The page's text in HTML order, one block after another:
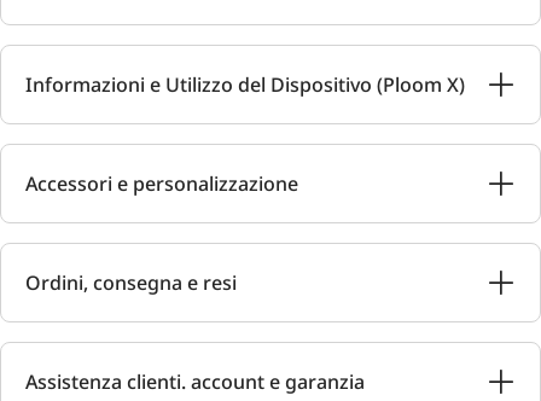
Informazioni e Utilizzo del Dispositivo (Ploom X)
Accessori e personalizzazione
Ordini, consegna e resi
Assistenza clienti. account e garanzia